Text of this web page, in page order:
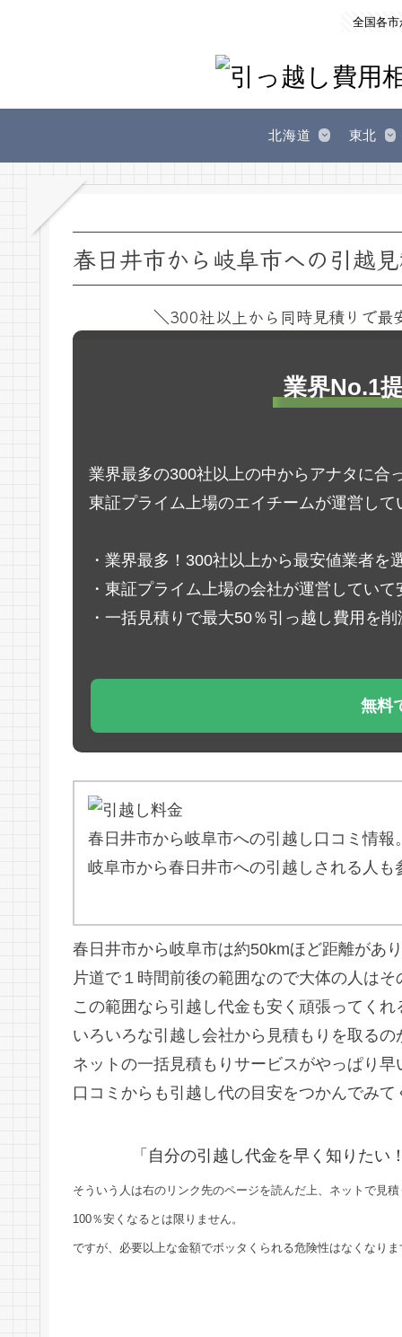
全国各
北海道 東北
春日井市から岐阜市への引越
＼300社以上から同時見積りで最
業界No.1
業界最多の300社以上の中からアナタに合
東証プライム上場のエイチームが運営し
・業界最多！300社以上から最安値業者を
・東証プライム上場の会社が運営していて
・一括見積りで最大50％引っ越し費用を削
無料
春日井市から岐阜市への引越し口コミ情報
岐阜市から春日井市への引越しされる人も
春日井市から岐阜市は約50kmほど距離があ
片道で１時間前後の範囲なので大体の人は
この範囲なら引越し代金も安く頑張ってく
いろいろな引越し会社から見積もりを取る
ネットの一括見積もりサービスがやっぱり
口コミからも引越し代の目安をつかんでみて
「自分の引越し代金を早く知りた
そういう人は右のリンク先のページを読んだ上、ネットで見
100％安くなるとは限りません。
ですが、必要以上な金額でボッタくられる危険性はなくなりま